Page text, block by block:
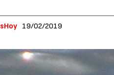
19/02/2019